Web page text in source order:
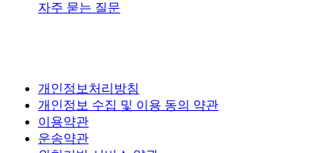
자주 묻는 질문
개인정보처리방침
개인정보 수집 및 이용 동의 약관
이용약관
운송약관